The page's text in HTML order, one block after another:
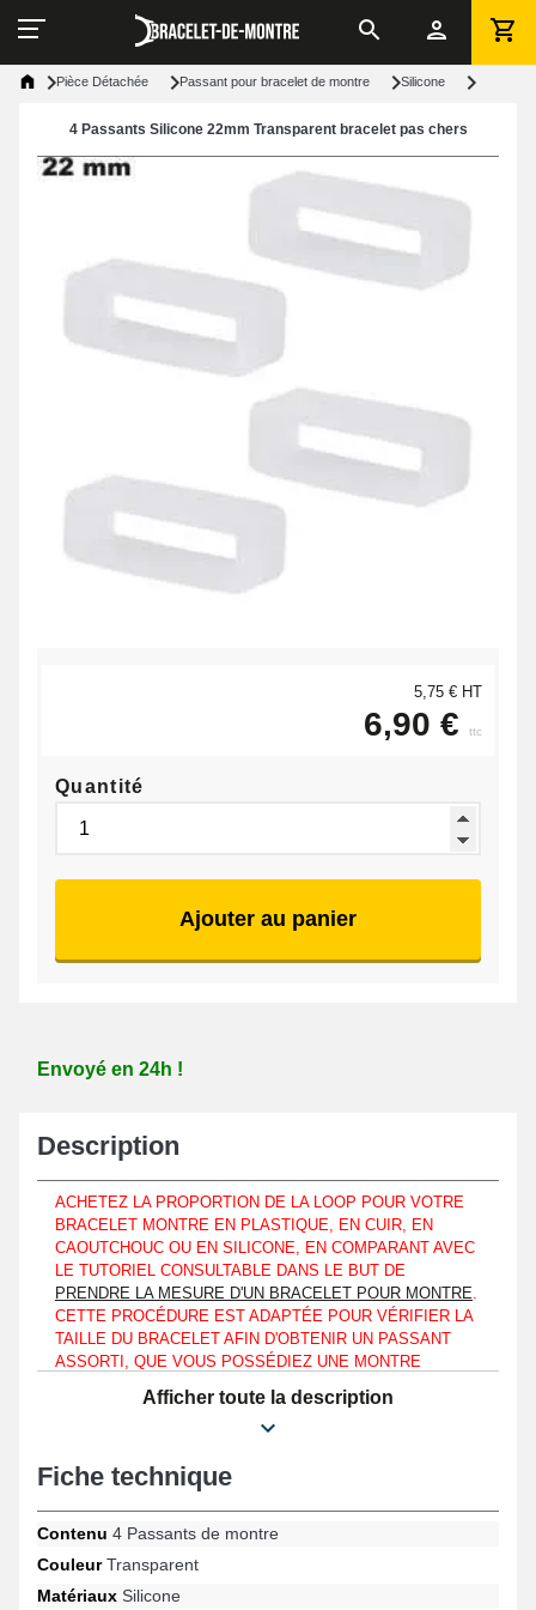
Pièce Détachée Passant pour bracelet de montre Silicone
4 Passants Silicone 22mm Transparent bracelet pas chers
5,75 € HT
6,90 € ttc
Quantité
Ajouter au panier
Envoyé en 24h !
Description
ACHETEZ LA PROPORTION DE LA LOOP POUR VOTRE
BRACELET MONTRE EN PLASTIQUE, EN CUIR, EN
CAOUTCHOUC OU EN SILICONE, EN COMPARANT AVEC
LE TUTORIEL CONSULTABLE DANS LE BUT DE
PRENDRE LA MESURE D'UN BRACELET POUR MONTRE.
CETTE PROCÉDURE EST ADAPTÉE POUR VÉRIFIER LA
TAILLE DU BRACELET AFIN D'OBTENIR UN PASSANT
ASSORTI, QUE VOUS POSSÉDIEZ UNE MONTRE
TOMMY HILFIGER
passants de bracelet pour montre servant à rabattre la languette.
La résistance d'une montre que vous tenez à réparer peut être
assurée, que vous possédiez une montre classique de marque
Lacoste, TAG Heuer ou également une Festina, dans la mesure
où ces produits horlogers "4 Passants Silicone 22mm
Transparent bracelet pas chers" sont réalisés silicone. Se
positionnant à hauteur d'un bracelet cuir ou en silicone, ce type
Afficher toute la description
Fiche technique
Contenu 4 Passants de montre
CouleurTransparent
Matériaux Silicone